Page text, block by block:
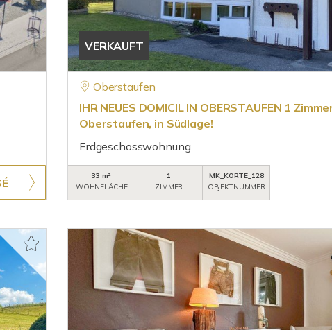
VERKAUFT
Oberstaufen
IHR NEUES DOMICIL IN OBERSTAUFEN 1
Oberstaufen, in Südlage!
Erdgeschosswohnung
33 m²
WOHNFLÄCHE
1
ZIMMER
MK_KORTE_128
OBJEKTNUMMER